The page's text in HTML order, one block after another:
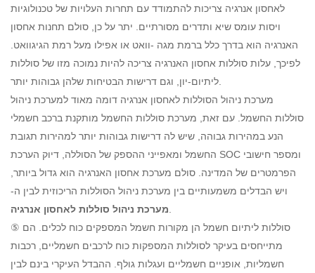
לאחסון אנרגיה צריכות להתמודד עם תחרות העלויות של טכנולוגיות
ויסות עומס שיא ותדרים מסורתיים. יתר על כן, סולם תחנות אחסון
האנרגיה הוא בדרך כלל ברמת מגה -וואט או אפילו מעל רמת הגיגוואט.
לפיכך, עלות סוללות אחסון האנרגיה צריכה להיות נמוכה מזו של סוללות
מערכת ניהול הסוללות לאחסון אנרגיה דומה מאוד למערכת ניהול
סוללות החשמל. עם זאת, מערכת סוללות החשמל מותקנת ברכב חשמלי
הנע במהירות גבוהה, שיש לה דרישות גבוהות יותר למהירות תגובת
החשמל ומאפייני ההספק של הסוללה, דיוק הערכת SOC ומספר חישובי
הפרמטרים של המדינה. סולם מערכת אחסון האנרגיה הוא גדול ביותר,
ויש הבדלים משמעותיים בין מערכת ניהול הסוללות הריכוזית לבין ה-
מערכת ניהול סוללות לאחסון אנרגיה
⑤ סוללות ליתיום חשמל הן מקורות חשמל המספקים כוח לכלים. הם
מתייחסים בעיקר לסוללות המספקות כוח לרכבים חשמליים, רכבות
חשמליות, אופניים חשמליים ועגלות גולף. ההבדל העיקרי בינם לבין